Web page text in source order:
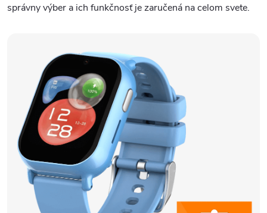
správny výber a ich funkčnosť je zaručená na celom svete.